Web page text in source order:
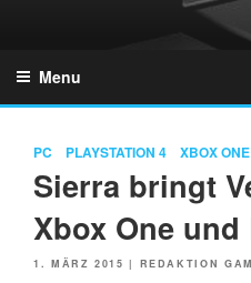
Menu
PC PLAYSTATION 4 XBOX ONE
Sierra bringt
Xbox One und
POSTED
1. MÄRZ 2015 | REDAKTION